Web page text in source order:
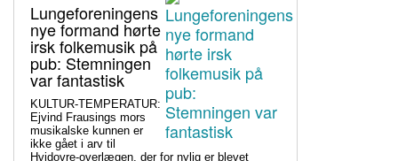
Lungeforeningens
nye formand hørte
irsk folkemusik på
pub: Stemningen
var fantastisk
KULTUR-TEMPERATUR:
Ejvind Frausings mors
musikalske kunnen er
ikke gået i arv til
Hvidovre-overlægen, der for nylig er blevet